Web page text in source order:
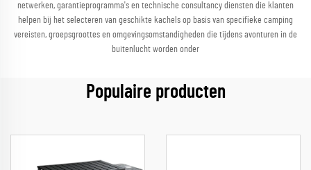
netwerken, garantieprogramma's en technische consultancy diensten die klanten
helpen bij het selecteren van geschikte kachels op basis van specifieke camping
vereisten, groepsgroottes en omgevingsomstandigheden die tijdens avonturen in de
buitenlucht worden onder
Populaire producten